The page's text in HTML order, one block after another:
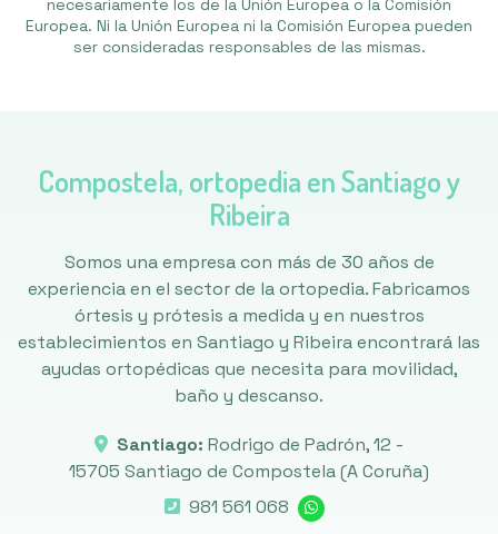
necesariamente los de la Unión Europea o la Comisión
Europea. Ni la Unión Europea ni la Comisión Europea pueden
ser consideradas responsables de las mismas.
Compostela, ortopedia en Santiago y
Ribeira
Somos una empresa con más de 30 años de
experiencia en el sector de la ortopedia. Fabricamos
órtesis y prótesis a medida y en nuestros
establecimientos en Santiago y Ribeira encontrará las
ayudas ortopédicas que necesita para movilidad,
baño y descanso.
Santiago: Rodrigo de Padrón, 12 -
15705 Santiago de Compostela(A Coruña)
981 561 068